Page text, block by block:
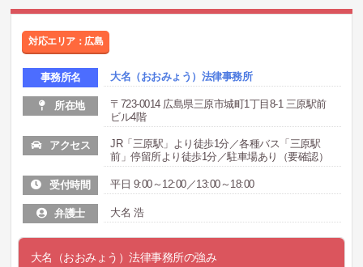
対応エリア：広島
事務所名 大名（おおみょう）法律事務所
所在地
〒723-0014 広島県三原市城町1丁目8-1 三原駅前
ビル4階
アクセス
JR「三原駅」より徒歩1分／各種バス「三原駅
前」停留所より徒歩1分／駐車場あり（要確認）
受付時間 平日 9:00～12:00／13:00～18:00
弁護士 大名 浩
大名（おおみょう）法律事務所の強み